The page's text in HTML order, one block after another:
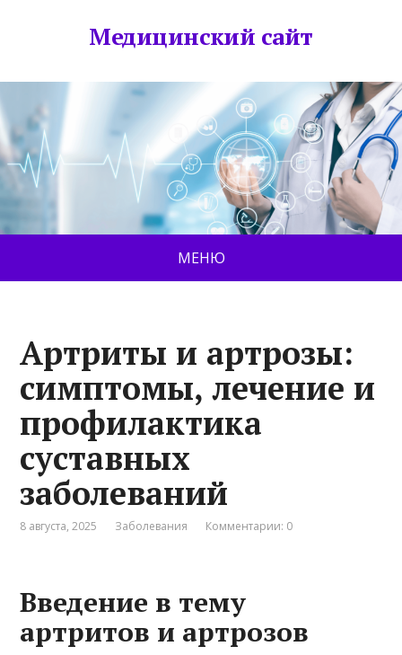
Медицинский сайт
МЕНЮ
Артриты и артрозы:
симптомы, лечение и
профилактика
суставных
заболеваний
8 августа, 2025 Заболевания Комментарии: 0
Введение в тему
артритов и артрозов